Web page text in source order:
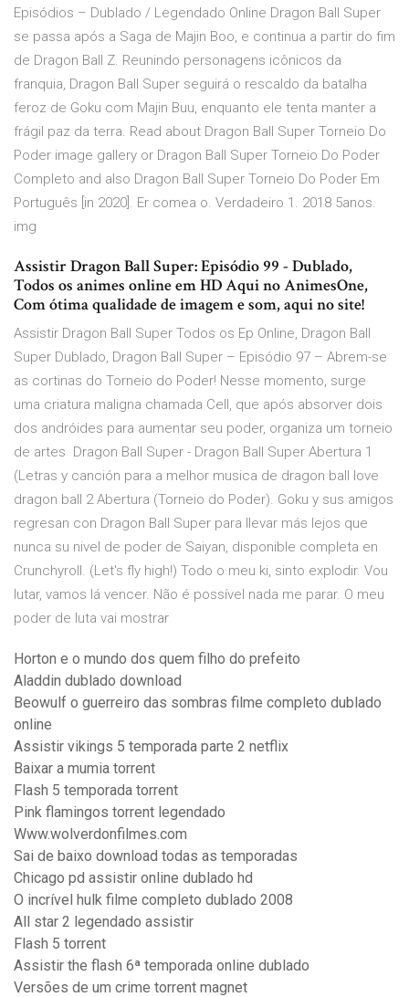
Episódios – Dublado / Legendado Online Dragon Ball Super
se passa após a Saga de Majin Boo, e continua a partir do fim
de Dragon Ball Z. Reunindo personagens icônicos da
franquia, Dragon Ball Super seguirá o rescaldo da batalha
feroz de Goku com Majin Buu, enquanto ele tenta manter a
frágil paz da terra. Read about Dragon Ball Super Torneio Do
Poder image gallery or Dragon Ball Super Torneio Do Poder
Completo and also Dragon Ball Super Torneio Do Poder Em
Português [in 2020]. Er comea o. Verdadeiro 1. 2018 5anos.
img
Assistir Dragon Ball Super: Episódio 99 - Dublado,
Todos os animes online em HD Aqui no AnimesOne,
Com ótima qualidade de imagem e som, aqui no site!
Assistir Dragon Ball Super Todos os Ep Online, Dragon Ball
Super Dublado, Dragon Ball Super – Episódio 97 – Abrem-se
as cortinas do Torneio do Poder! Nesse momento, surge
uma criatura maligna chamada Cell, que após absorver dois
dos andróides para aumentar seu poder, organiza um torneio
de artes Dragon Ball Super - Dragon Ball Super Abertura 1
(Letras y canción para a melhor musica de dragon ball love
dragon ball 2 Abertura (Torneio do Poder). Goku y sus amigos
regresan con Dragon Ball Super para llevar más lejos que
nunca su nivel de poder de Saiyan, disponible completa en
Crunchyroll. (Let's fly high!) Todo o meu ki, sinto explodir. Vou
lutar, vamos lá vencer. Não é possível nada me parar. O meu
poder de luta vai mostrar
Horton e o mundo dos quem filho do prefeito
Aladdin dublado download
Beowulf o guerreiro das sombras filme completo dublado
online
Assistir vikings 5 temporada parte 2 netflix
Baixar a mumia torrent
Flash 5 temporada torrent
Pink flamingos torrent legendado
Www.wolverdonfilmes.com
Sai de baixo download todas as temporadas
Chicago pd assistir online dublado hd
O incrível hulk filme completo dublado 2008
All star 2 legendado assistir
Flash 5 torrent
Assistir the flash 6ª temporada online dublado
Versões de um crime torrent magnet